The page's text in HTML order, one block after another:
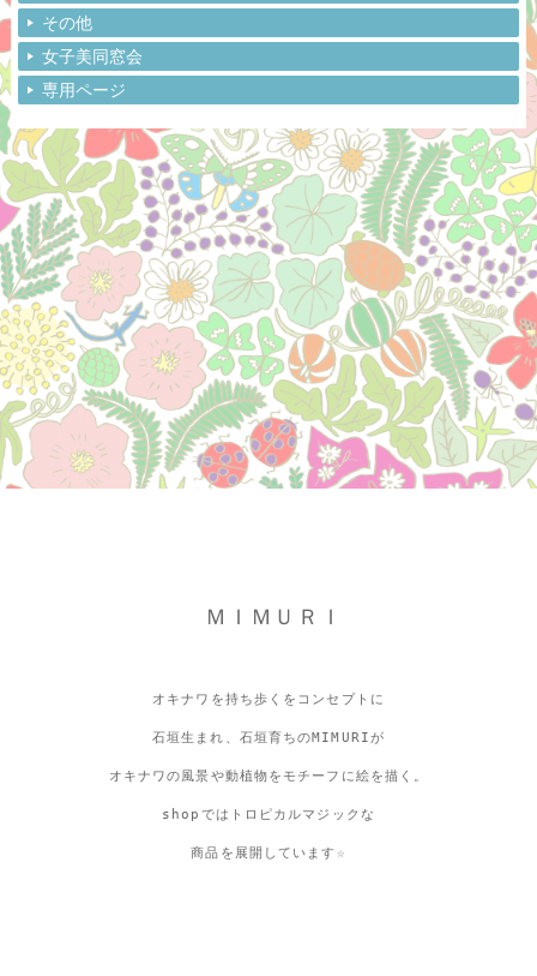
その他
女子美同窓会
専用ページ
ＭＩＭＵＲＩ
オキナワを持ち歩くをコンセプトに
石垣生まれ、石垣育ちのMIMURIが
オキナワの風景や動植物をモチーフに絵を描く。
shopではトロピカルマジックな
商品を展開しています☆